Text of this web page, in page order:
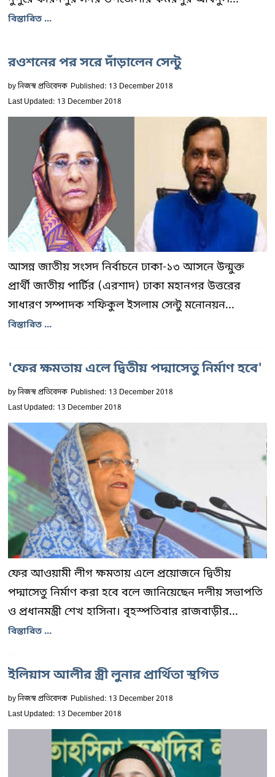
বিস্তারিত ...
রওশনের পর সরে দাঁড়ালেন সেন্টু
byনিজস্ব প্রতিবেদক Published: 13 December 2018
Last Updated: 13 December 2018
আসন্ন জাতীয় সংসদ নির্বাচনে ঢাকা-১৩ আসনে উন্মুক্ত
প্রার্থী জাতীয় পার্টির (এরশাদ) ঢাকা মহানগর উত্তরের
সাধারণ সম্পাদক শফিকুল ইসলাম সেন্টু মনোনয়ন...
বিস্তারিত ...
'ফের ক্ষমতায় এলে দ্বিতীয় পদ্মাসেতু নির্মাণ হবে'
byনিজস্ব প্রতিবেদক Published: 13 December 2018
Last Updated: 13 December 2018
ফের আওয়ামী লীগ ক্ষমতায় এলে প্রয়োজনে দ্বিতীয়
পদ্মাসেতু নির্মাণ করা হবে বলে জানিয়েছেন দলীয় সভাপতি
ও প্রধানমন্ত্রী শেখ হাসিনা। বৃহস্পতিবার রাজবাড়ীর...
বিস্তারিত ...
ইলিয়াস আলীর স্ত্রী লুনার প্রার্থিতা স্থগিত
byনিজস্ব প্রতিবেদক Published: 13 December 2018
Last Updated: 13 December 2018